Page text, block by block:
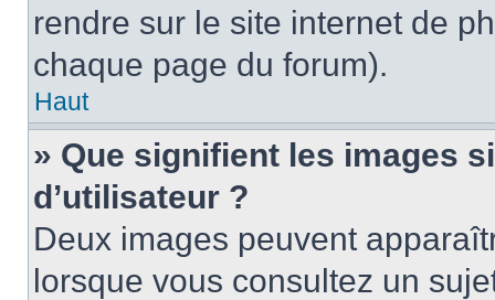
rendre sur le site internet de
chaque page du forum).
Haut
» Que signifient les images
d’utilisateur ?
Deux images peuvent
lorsque vous consultez un